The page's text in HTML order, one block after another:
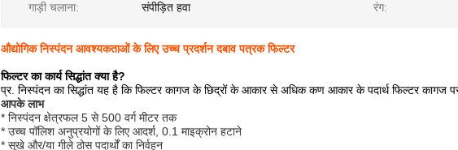
गाड़ी चलाना: संपीड़ित हवा रंग:
औद्योगिक निस्पंदन आवश्यकताओं के लिए उच्च प्रदर्शन दबाव पत्रक फिल्टर
फिल्टर का कार्य सिद्धांत क्या है?
प्र. निस्पंदन का सिद्धांत यह है कि फिल्टर कागज के छिद्रों के आकार से अधिक कण आकार के पदार्थ फिल्टर कागज
आपके लाभ
* निस्पंदन क्षेत्रफल 5 से 500 वर्ग मीटर तक
* उच्च पॉलिश अनुप्रयोगों के लिए आदर्श, 0.1 माइक्रोन हटाने
* सूखे और/या गीले ठोस पदार्थों का निर्वहन